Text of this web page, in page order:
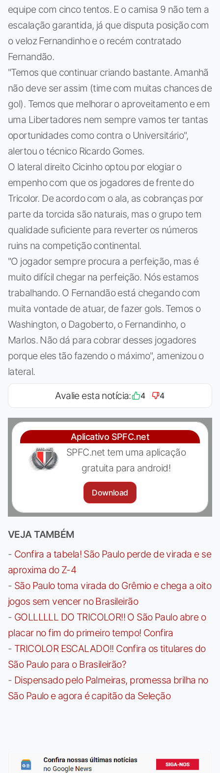
equipe com cinco tentos. E o camisa 9 não tem a
escalação garantida, já que disputa posição com
o veloz Fernandinho e o recém contratado
Fernandão.
"Temos que continuar criando bastante. Amanhã
não deve ser assim (time com muitas chances de
gol). Temos que melhorar o aproveitamento e em
uma Libertadores nem sempre vamos ter tantas
oportunidades como contra o Universitário",
alertou o técnico Ricardo Gomes.
O lateral direito Cicinho optou por elogiar o
empenho com que os jogadores de frente do
Tricolor. De acordo com o ala, as cobranças por
parte da torcida são naturais, mas o grupo tem
qualidade suficiente para reverter os números
ruins na competição continental.
"O jogador sempre procura a perfeição, mas é
muito difícil chegar na perfeição. Nós estamos
trabalhando. O Fernandão está chegando com
muita vontade de atuar, de fazer gols. Temos o
Washington, o Dagoberto, o Fernandinho, o
Marlos. Não dá para cobrar desses jogadores
porque eles tão fazendo o máximo", amenizou o
lateral.
Avalie esta notícia: 4 4
Aplicativo SPFC.net
SPFC.net tem uma aplicação
gratuita para android!
Download
VEJA TAMBÉM
- Confira a tabela! São Paulo perde de virada e se
aproxima do Z-4
- São Paulo toma virada do Grêmio e chega a oito
jogos sem vencer no Brasileirão
- GOLLLLLL DO TRICOLOR!! O São Paulo abre o
placar no fim do primeiro tempo! Confira
- TRICOLOR ESCALADO!! Confira os titulares do
São Paulo para o Brasileirão?
- Dispensado pelo Palmeiras, promessa brilha no
São Paulo e agora é capitão da Seleção